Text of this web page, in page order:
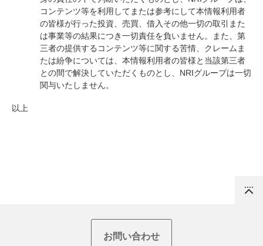
コンテンツ等を利用してまたは参考にして本情報利用者
の皆様が行った投資、売買、借入その他一切の取引また
は事業等の結果につき一切責任を負いません。また、第
三者の提供するコンテンツ等に関する苦情、クレームま
たは紛争については、本情報利用者の皆様と当該第三者
との間で解決していただくものとし、NRIグループは一切
関与いたしません。
以上
お問い合わせ